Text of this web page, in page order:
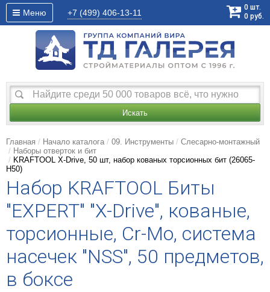
Меню +7 (499) 406-13-11
0 шт.
0 руб.
Искать
Главная Начало каталога 09. Инструменты
Слесарно-монтажный
Наборы отверток и бит
KRAFTOOL X-Drive, 50 шт, набор кованых торсионных бит (26065-
H50)
Набор KRAFTOOL Биты
"ЕХPERT" "X-Drive", кованые,
торсионные, Cr-Mo, система
насечек "NSS", 50 предметов,
в боксе